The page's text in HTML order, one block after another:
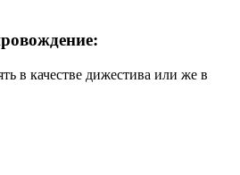
в качестве дижестива или же в